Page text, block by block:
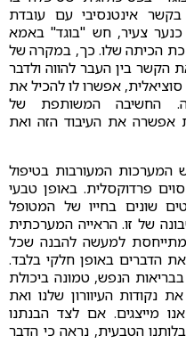
אינטנסיבי עם עובדת
כנער צעיר, חש "בוגד" באמא
הכיתה שלו. כך, במקרה של
הקשר בין העבר להווה ולדבר
אפשרו לו להכיל את
החשיבה המשותפת של
אפשרה את העיבוד הזה ואת
המערכות המעורבות בטיפול
פרדוקסלית. באופן טבעי
שונים בחייו של המטופל
של זו. הראייה המערכתית
למעשה להבנה שכל
הדברים באופן חלקי בלבד.
הנפש, טמונה ביכולת
נקודות העיוורון שלנו ואת
מייצגים. אם לצד הבנתנו
הטבעית, נראה כי הדבר